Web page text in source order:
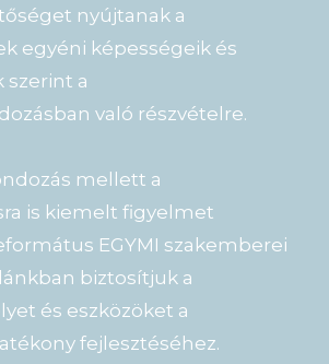
nyújtanak a
egyéni képességeik és
szerint a
való részvételre.
mellett a
is kiemelt figyelmet
EGYMI szakemberei
biztosítjuk a
és eszközöket a
fejlesztéséhez.